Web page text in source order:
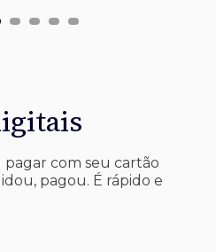
pagar com seu cartão
pagou. É rápido e